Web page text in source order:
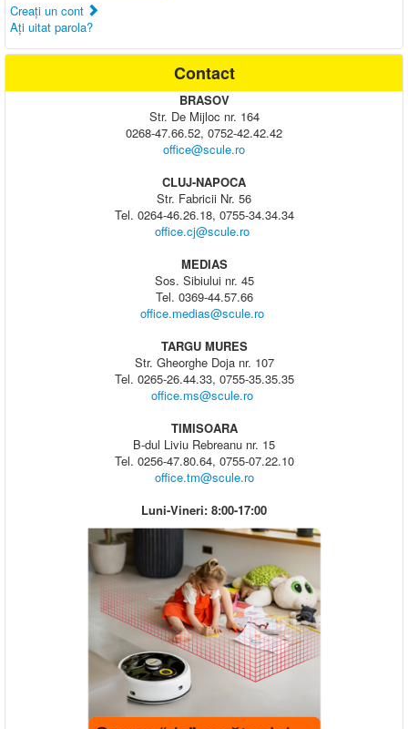
Creaţi un cont
Aţi uitat parola?
Contact
BRASOV
Str. De Mijloc nr. 164
0268-47.66.52, 0752-42.42.42
office@scule.ro
CLUJ-NAPOCA
Str. Fabricii Nr. 56
Tel. 0264-46.26.18, 0755-34.34.34
office.cj@scule.ro
MEDIAS
Sos. Sibiului nr. 45
Tel. 0369-44.57.66
office.medias@scule.ro
TARGU MURES
Str. Gheorghe Doja nr. 107
Tel. 0265-26.44.33, 0755-35.35.35
office.ms@scule.ro
TIMISOARA
B-dul Liviu Rebreanu nr. 15
Tel. 0256-47.80.64, 0755-07.22.10
office.tm@scule.ro
Luni-Vineri: 8:00-17:00